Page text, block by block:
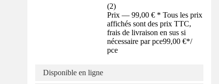
(2)
Prix — 99,00 € * Tous les prix
affichés sont des prix TTC,
frais de livraison en sus si
nécessaire par pce99,00 €*/
pce
Disponible en ligne